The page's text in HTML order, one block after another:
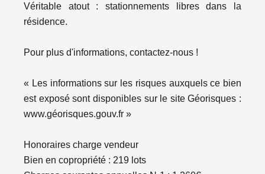
Véritable atout : stationnements libres dans la
résidence.
Pour plus d'informations, contactez-nous !
« Les informations sur les risques auxquels ce bien
est exposé sont disponibles sur le site Géorisques :
www.géorisques.gouv.fr »
Honoraires charge vendeur
Bien en copropriété : 219 lots